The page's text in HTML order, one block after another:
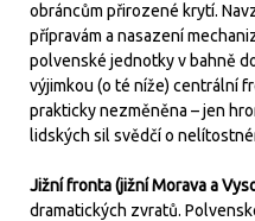
obráncům přirozené krytí.
přípravám a nasazení
polvenské jednotky v bahně
výjimkou (o té níže) centrální
prakticky nezměněna – jen
lidských sil svědčí o
Jižní fronta (jižní Morava a
dramatických zvratů.